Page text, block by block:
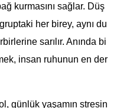
kurmasını sağlar. Düş
her birey, aynı du
sarılır. Anında bi
insan ruhunun en der
günlük yaşamın stresin